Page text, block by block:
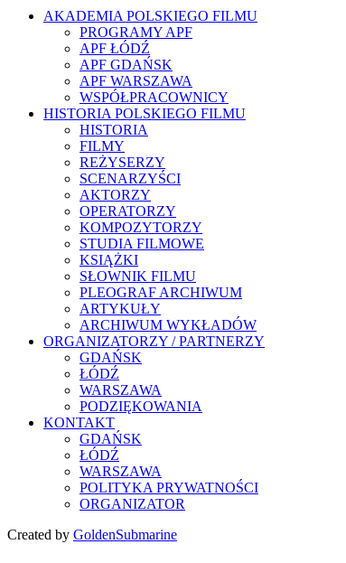
AKADEMIA POLSKIEGO FILMU
PROGRAMY APF
APF ŁÓDŹ
APF GDAŃSK
APF WARSZAWA
WSPÓŁPRACOWNICY
HISTORIA POLSKIEGO FILMU
HISTORIA
FILMY
REŻYSERZY
SCENARZYŚCI
AKTORZY
OPERATORZY
KOMPOZYTORZY
STUDIA FILMOWE
KSIĄŻKI
SŁOWNIK FILMU
PLEOGRAF ARCHIWUM
ARTYKUŁY
ARCHIWUM WYKŁADÓW
ORGANIZATORZY / PARTNERZY
GDAŃSK
ŁÓDŹ
WARSZAWA
PODZIĘKOWANIA
KONTAKT
GDAŃSK
ŁÓDŹ
WARSZAWA
POLITYKA PRYWATNOŚCI
ORGANIZATOR
Created by GoldenSubmarine